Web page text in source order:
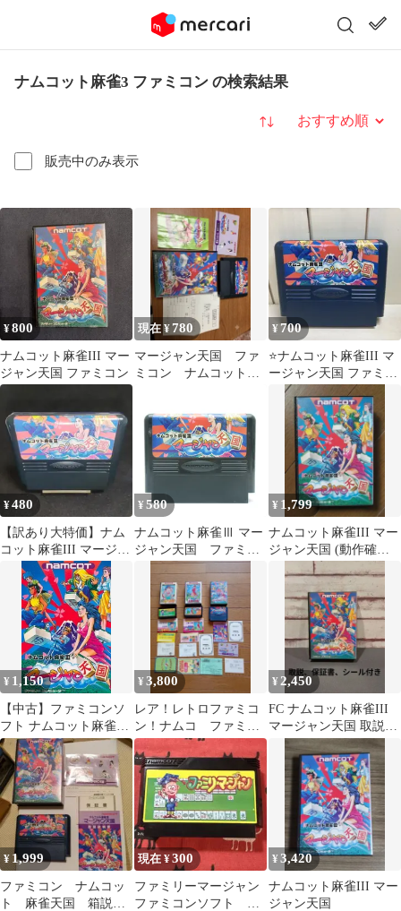
ナムコット麻雀3 ファミコン の検索結果
販売中のみ表示
並び替え
¥800
ナムコット麻雀III マー
ジャン天国 ファミコン
現在 ¥ 780
マージャン天国 ファ
ミコン ナムコット麻
¥700
⭐️ナムコット麻雀III マ
ージャン天国 ファミコ
ンソフト⭐️
¥480
【訳あり大特価】ナム
コット麻雀III マージャ
ン天国 ファミコンソ
フト
¥ 580
ナムコット麻雀Ⅲ マー
ジャン天国 ファミコ
ン 動作確認済み FC
¥ 1,799
ナムコット麻雀III マー
ジャン天国 (動作確認
¥ 1,150
【中古】ファミコンソ
フト ナムコット麻雀III
マージャン天国
¥3,800
レア！レトロファミコ
ン！ナムコ ファミリ
ーマージャン・Ⅱ+麻雀
Ⅲ 箱、説明書付き
¥2,450
FC ナムコット麻雀III
マージャン天国 取説箱
シール付
¥ 1,999
ファミコン ナムコッ
ト 麻雀天国 箱説ハ
現在 ¥300
ファミリーマージャン
ファミコンソフト 動
¥3,420
ナムコット麻雀III マー
ジャン天国